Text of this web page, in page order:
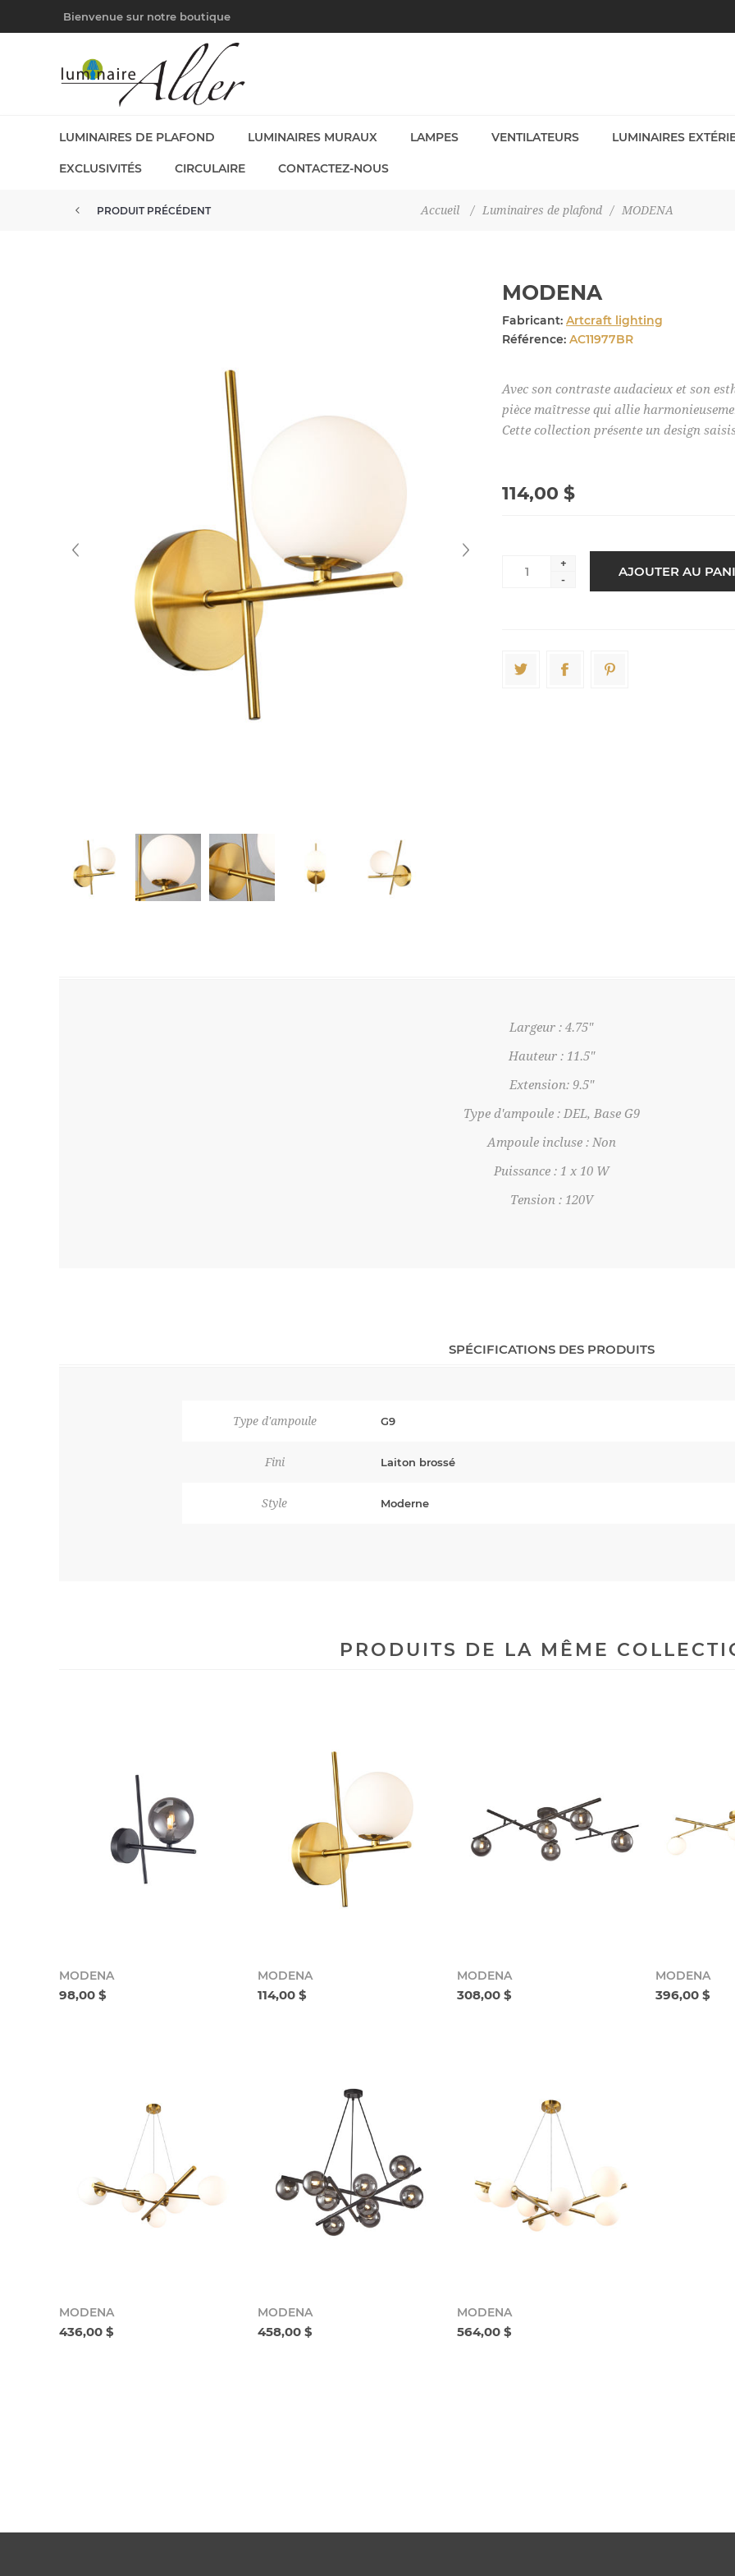
Bienvenue sur notre boutique
LUMINAIRES DE PLAFOND LUMINAIRES MURAUX LAMPES VENTILATEURS LUMINAIRES
EXCLUSIVITÉS CIRCULAIRE CONTACTEZ-NOUS
Accueil / Luminaires de plafond / MODENA
PRODUIT PRÉCÉDENT
MODENA
Fabricant: Artcraft lighting
Référence: AC11977BR
Avec son contraste audacieux et son
pièce maîtresse qui allie
Cette collection présente un design
114,00 $
+
-
Largeur : 4.75"
Hauteur : 11.5"
Extension: 9.5"
Type d'ampoule : DEL, Base G9
Ampoule incluse : Non
Puissance : 1 x 10 W
Tension : 120V
SPÉCIFICATIONS DES PRODUITS
Type d'ampoule G9
Fini Laiton brossé
Style Moderne
PRODUITS DE LA MÊME
MODENA
98,00 $
MODENA
114,00 $
MODENA
308,00 $
MODENA
396,00 $
MODENA
436,00 $
MODENA
458,00 $
MODENA
564,00 $